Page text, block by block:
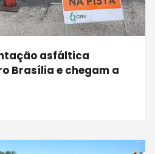
asfáltica
Brasília e chegam a